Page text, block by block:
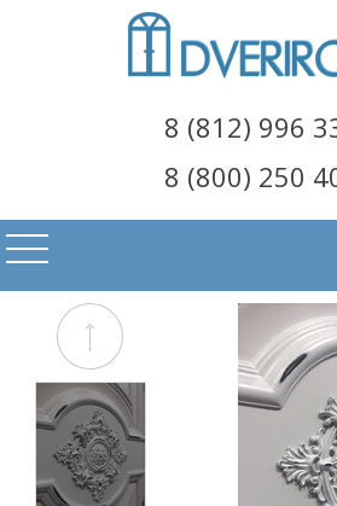
8 (812) 996
8 (800) 250